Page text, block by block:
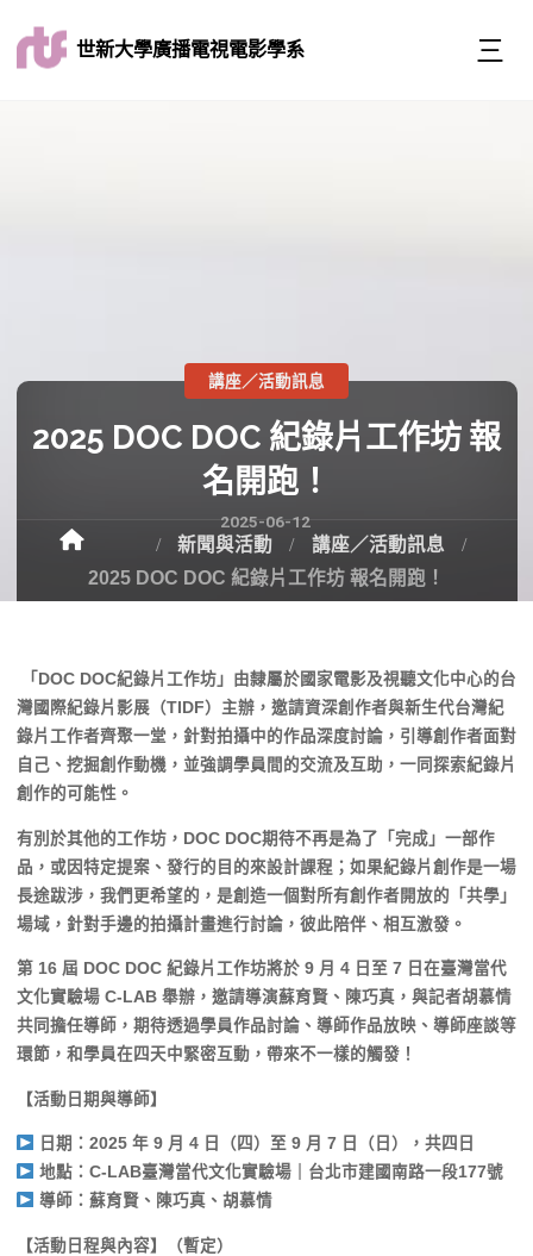
世新大學廣播電視電影學系
2025 DOC DOC 紀錄片工作坊 報
名開跑！
2025-06-12
講座／活動訊息
新聞與活動
講座／活動訊息
2025 DOC DOC 紀錄片工作坊 報名開跑！
「DOC DOC紀錄片工作坊」 由隸屬於國家電影及視聽文化中心的台
灣國際紀錄片影展（TIDF）主辦，邀請資深創作者與新生代台灣紀
錄片工作者齊聚一堂，針對拍攝中的作品深度討論，引導創作者面對
自己、挖掘創作動機，並強調學員間的交流及互助，一同探索紀錄片
創作的可能性。
有別於其他的工作坊，DOC DOC期待不再是為了「完成」一部作
品，或因特定提案、發行的目的來設計課程；如果紀錄片創作是一場
長途跋涉，我們更希望的，是創造一個對所有創作者開放的「共學」
場域，針對手邊的拍攝計畫進行討論，彼此陪伴、相互激發。
第 16 屆 DOC DOC 紀錄片工作坊將於 9 月 4 日至 7 日在臺灣當代
文化實驗場 C-LAB 舉辦，邀請導演蘇育賢、陳巧真，與記者胡慕情
共同擔任導師，期待透過學員作品討論、導師作品放映、導師座談等
環節，和學員在四天中緊密互動，帶來不一樣的觸發！
【活動日期與導師】
日期：2025 年 9 月 4 日（四）至 9 月 7 日（日），共四日
地點：C-LAB臺灣當代文化實驗場｜台北市建國南路一段177號
導師：蘇育賢、陳巧真、胡慕情
【活動日程與內容】 （暫定）